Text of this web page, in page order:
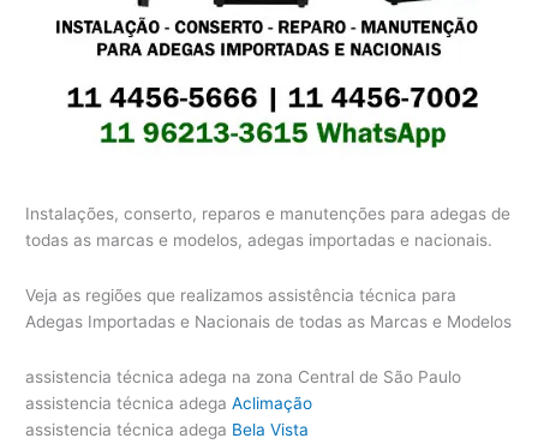
Instalações, conserto, reparos e manutenções para adegas de
todas as marcas e modelos, adegas importadas e nacionais.
Veja as regiões que realizamos assistência técnica para
Adegas Importadas e Nacionais de todas as Marcas e Modelos
assistencia técnica adega na zona Central de São Paulo
assistencia técnica adega Aclimação
assistencia técnica adega Bela Vista